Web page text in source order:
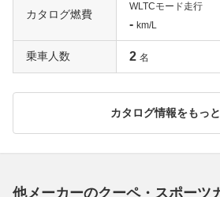
カタログ燃費
WLTCモード走行
- km/L
乗車人数 2 名
カタログ情報をもっ
他メーカーのクーペ・スポーツ